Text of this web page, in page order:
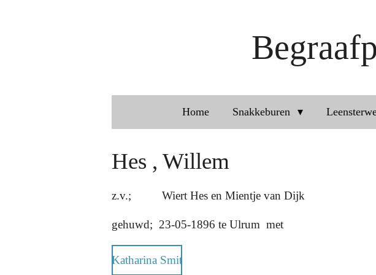
Home Snakkeburen
Hes , Willem
z.v.; Wiert Hes en Mientje van Dijk
gehuwd; 23-05-1896 te Ulrum met
Katharina Smit